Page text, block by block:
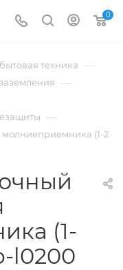
0
техника —
—
—
(1-2
(1-
l0200